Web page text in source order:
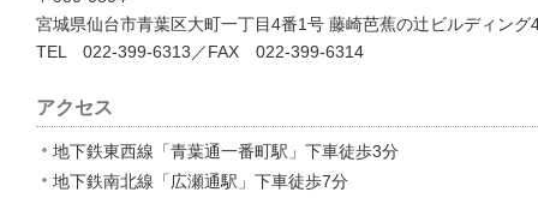
宮城県仙台市青葉区大町一丁目4番1号 藤崎芭蕉の辻ビルディング
TEL 022-399-6313／FAX 022-399-6314
アクセス
地下鉄東西線「青葉通一番町駅」下車徒歩3分
地下鉄南北線「広瀬通駅」下車徒歩7分